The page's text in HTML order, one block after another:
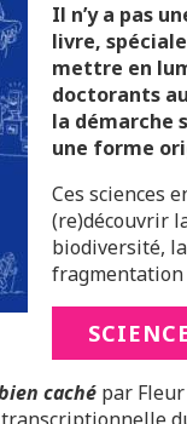
Il n’y a pas
livre,
mettre en
doctorants
la démarche
une forme
Ces sciences
(re)découvrir
biodiversité,
fragmentation
caché par